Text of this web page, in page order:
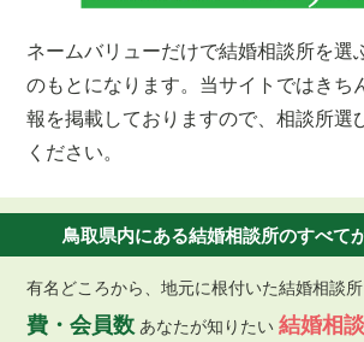
ネームバリューだけで結婚相談所を選
のもとになります。当サイトではきち
報を掲載しておりますので、相談所選
ください。
鳥取県内にある結婚相談所のすべて
有名どころから、地元に根付いた結婚相談
費・会員数 あなたが知りたい結婚相